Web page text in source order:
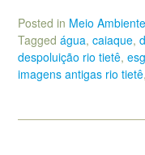
Posted in Meio
Tagged água, caiaque,
despoluição rio tietê,
imagens antigas rio tietê,